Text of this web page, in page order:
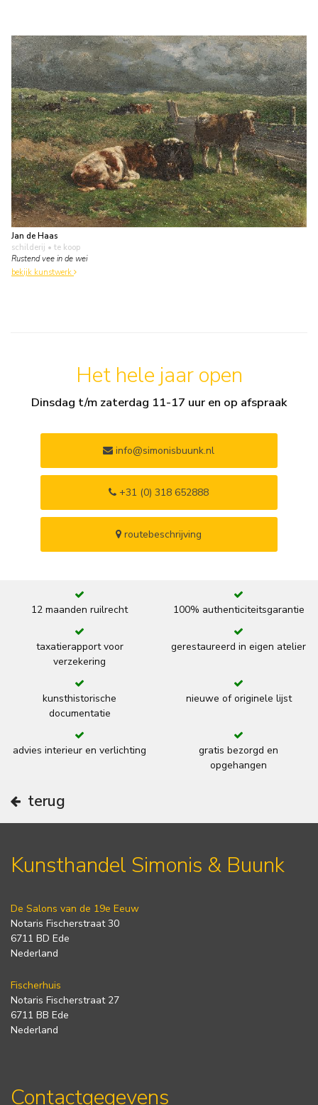
Jan de Haas
schilderij • te koop
Rustend vee in de wei
bekijk kunstwerk
Het hele jaar open
Dinsdag t/m zaterdag 11-17 uur en op afspraak
info@simonisbuunk.nl
+31 (0) 318 652888
routebeschrijving
12 maanden ruilrecht 100% authenticiteitsgarantie
taxatierapport voor
verzekering
gerestaureerd in eigen atelier
kunsthistorische
documentatie
nieuwe of originele lijst
advies interieur en verlichting
gratis bezorgd en
opgehangen
terug
Kunsthandel Simonis & Buunk
De Salons van de 19e Eeuw
Notaris Fischerstraat 30
6711 BD Ede
Nederland
Fischerhuis
Notaris Fischerstraat 27
6711 BB Ede
Nederland
Contactgegevens